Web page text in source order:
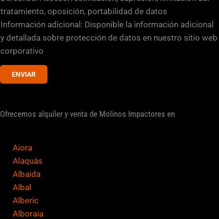
a
s
d
e
v
f
tratamiento, oposición, portabilidad de datos
Información adicional: Disponible la información adicional
y detallada sobre protección de datos en nuestro sitio web
corporativo
ENVIAR
Ofrecemos alquiler y venta de Molinos Impactores en
Aiora
Alaquàs
Albaida
Albal
Alberic
Alboraia